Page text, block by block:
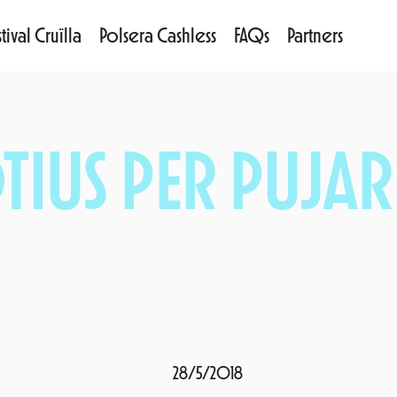
Cruïlla Polsera Cashless FAQs Partners
PER
28/5/2018